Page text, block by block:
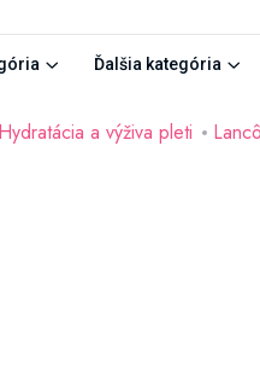
Ďalšia kategória
Hydratácia a výživa pleti